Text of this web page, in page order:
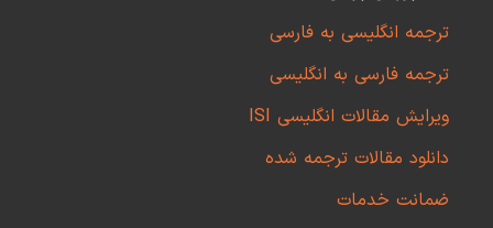
ترجمه انگلیسی به فارسی
ترجمه فارسی به انگلیسی
ویرایش مقالات انگلیسی ISI
دانلود مقالات ترجمه شده
ضمانت خدمات